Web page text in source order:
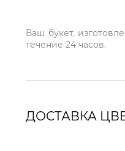
Ваш букет,
течение 24 часов.
ДОСТАВКА